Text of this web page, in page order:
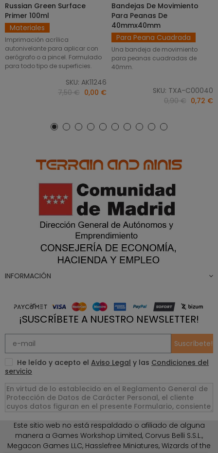
AÑADIR AL CARRITO
Russian Green Surface
Primer 100ml
Materiales
Imprimación acrílica
autonivelante para aplicar con
aerógrafo o a pincel. Formulado
para todo tipo de superficies.
SKU: AK11246
7,50 € 0,00 €
SELECCIONAR OPCIONES
Bandejas De Movimiento
Para Peanas De
40mmx40mm
Para Peana Cuadrada
Una bandeja de movimiento
para peanas cuadradas de
40mm.
SKU: TXA-C00040
0,90 € 0,72 €
INFORMACIÓN
¡SUSCRÍBETE A NUESTRO NEWSLETTER!
Suscríbete!
He leído y acepto el Aviso Legal y las Condiciones del
servicio
Este sitio web no está respaldado o afiliado de alguna
manera a Games Workshop Limited, Corvus Belli S.S.L.,
Megacon Games LLC, Hasslefree Miniatures, Wizards of the